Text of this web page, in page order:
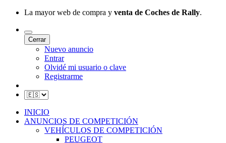
La mayor web de compra y venta de Coches de Rally.
Cerrar
Nuevo anuncio
Entrar
Olvidé mi usuario o clave
Registrarme
INICIO
ANUNCIOS DE COMPETICIÓN
VEHÍCULOS DE COMPETICIÓN
PEUGEOT